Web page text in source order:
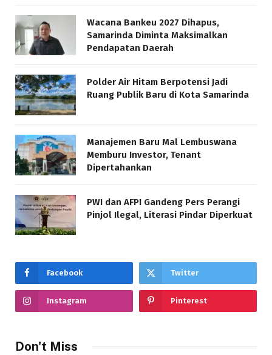
Wacana Bankeu 2027 Dihapus,
Samarinda Diminta Maksimalkan
Pendapatan Daerah
Polder Air Hitam Berpotensi Jadi
Ruang Publik Baru di Kota Samarinda
Manajemen Baru Mal Lembuswana
Memburu Investor, Tenant
Dipertahankan
PWI dan AFPI Gandeng Pers Perangi
Pinjol Ilegal, Literasi Pindar Diperkuat
Facebook Twitter
Instagram Pinterest
Don't Miss